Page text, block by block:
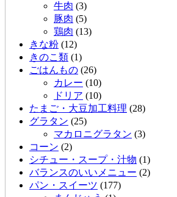
牛肉 (3)
豚肉 (5)
鶏肉 (13)
きな粉 (12)
きのこ類 (1)
ごはんもの (26)
カレー (10)
ドリア (10)
たまご・大豆加工料理 (28)
グラタン (25)
マカロニグラタン (3)
コーン (2)
シチュー・スープ・汁物 (1)
バランスのいいメニュー (2)
パン・スイーツ (177)